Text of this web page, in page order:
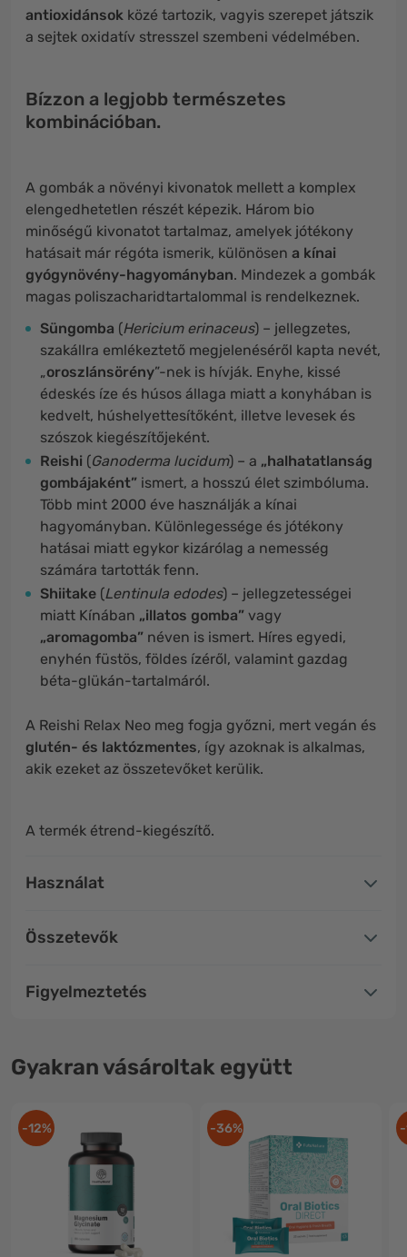
antioxidánsok közé tartozik, vagyis szerepet játszik
a sejtek oxidatív stresszel szembeni védelmében.
Bízzon a legjobb természetes
kombinációban.
A gombák a növényi kivonatok mellett a komplex
elengedhetetlen részét képezik. Három bio
minőségű kivonatot tartalmaz, amelyek jótékony
hatásait már régóta ismerik, különösen a kínai
gyógynövény-hagyományban. Mindezek a gombák
magas poliszacharidtartalommal is rendelkeznek.
Süngomba (Hericium erinaceus) – jellegzetes,
szakállra emlékeztető megjelenéséről kapta nevét,
„oroszlánsörény”-nek is hívják. Enyhe, kissé
édeskés íze és húsos állaga miatt a konyhában is
kedvelt, húshelyettesítőként, illetve levesek és
szószok kiegészítőjeként.
Reishi (Ganoderma lucidum) – a „halhatatlanság
gombájaként” ismert, a hosszú élet szimbóluma.
Több mint 2000 éve használják a kínai
hagyományban. Különlegessége és jótékony
hatásai miatt egykor kizárólag a nemesség
számára tartották fenn.
Shiitake (Lentinula edodes) – jellegzetességei
miatt Kínában „illatos gomba” vagy
„aromagomba” néven is ismert. Híres egyedi,
enyhén füstös, földes ízéről, valamint gazdag
béta-glükán-tartalmáról.
A Reishi Relax Neo meg fogja győzni, mert vegán és
glutén- és laktózmentes, így azoknak is alkalmas,
akik ezeket az összetevőket kerülik.
A termék étrend-kiegészítő.
Használat
Összetevők
Figyelmeztetés
Gyakran vásároltak együtt
-12% -36%